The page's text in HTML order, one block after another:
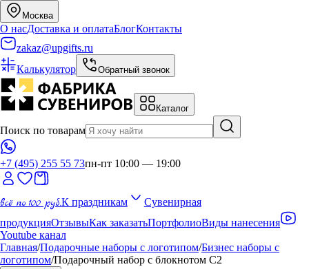
Москва
О насДоставка и оплатаБлогКонтакты
zakaz@upgifts.ru
Калькулятор
Обратный звонок
Каталог
Поиск по товарам
+7 (495) 255 55 73пн-пт 10:00 — 19:00
всё по 100 руб.К праздникам
Сувенирная
продукцияОтзывыКак заказатьПортфолиоВиды нанесения
Youtube канал
Главная/Подарочные наборы с логотипом/Бизнес наборы с
логотипом/Подарочный набор с блокнотом С2